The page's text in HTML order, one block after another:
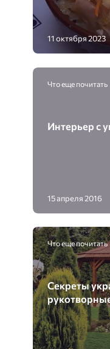
11 октября 2023
Что еще почитать
Интерьер с
15 апреля 2016
Что еще почитать
Секреты